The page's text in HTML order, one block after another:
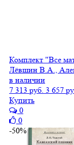
Комплект "Все
Лёвшин В.А.,
в наличии
7 313 руб. 3 657
Купить
0
0
-50%